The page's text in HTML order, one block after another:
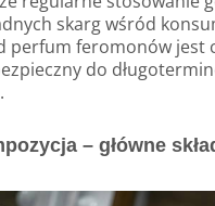
skarg wśród
perfum feromonów jest
do
– główne